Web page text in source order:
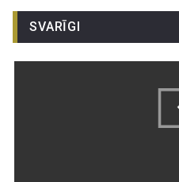
SVARĪGI